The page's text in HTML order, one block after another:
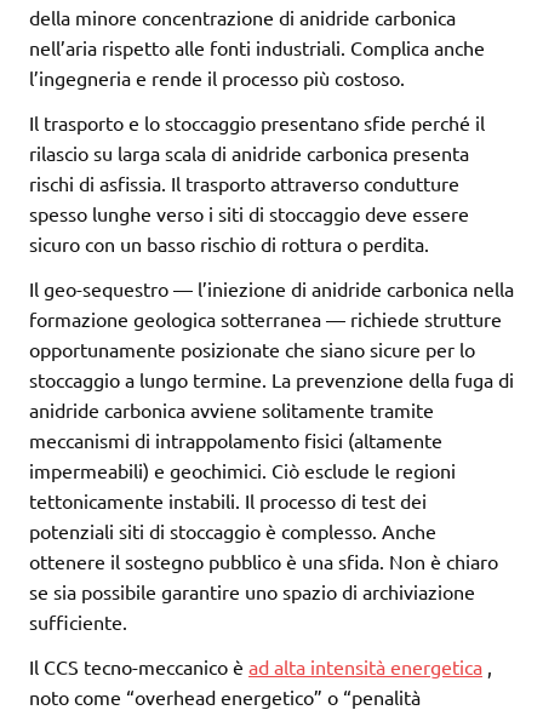
della minore concentrazione di anidride carbonica
nell’aria rispetto alle fonti industriali. Complica anche
l’ingegneria e rende il processo più costoso.
Il trasporto e lo stoccaggio presentano sfide perché il
rilascio su larga scala di anidride carbonica presenta
rischi di asfissia. Il trasporto attraverso condutture
spesso lunghe verso i siti di stoccaggio deve essere
sicuro con un basso rischio di rottura o perdita.
Il geo-sequestro — l’iniezione di anidride carbonica nella
formazione geologica sotterranea — richiede strutture
opportunamente posizionate che siano sicure per lo
stoccaggio a lungo termine. La prevenzione della fuga di
anidride carbonica avviene solitamente tramite
meccanismi di intrappolamento fisici (altamente
impermeabili) e geochimici. Ciò esclude le regioni
tettonicamente instabili. Il processo di test dei
potenziali siti di stoccaggio è complesso. Anche
ottenere il sostegno pubblico è una sfida. Non è chiaro
se sia possibile garantire uno spazio di archiviazione
sufficiente.
Il CCS tecno-meccanico è ad alta intensità energetica
noto come “overhead energetico” o “penalità